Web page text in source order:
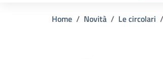
Home Novità Le circolari